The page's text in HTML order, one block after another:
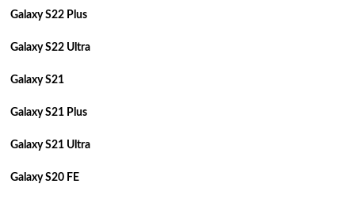
Galaxy S22 Plus
Galaxy S22 Ultra
Galaxy S21
Galaxy S21 Plus
Galaxy S21 Ultra
Galaxy S20 FE